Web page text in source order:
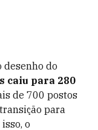
desenho do
caiu para 280
de 700 postos
para
o